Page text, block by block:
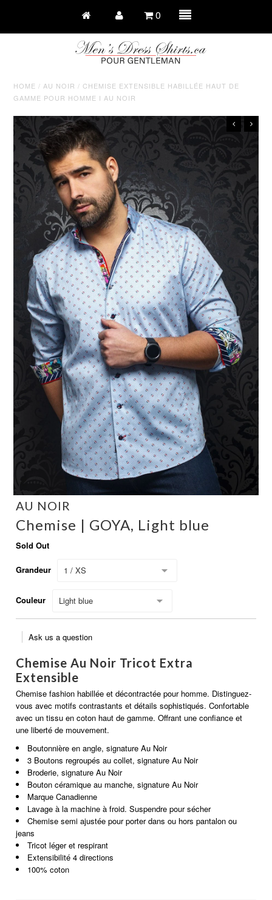
0
HOME / AU NOIR / CHEMISE EXTENSIBLE HABILLÉE HAUT DE
GAMME POUR HOMME I AU NOIR
AU NOIR
Chemise | GOYA, Light blue
Sold Out
Grandeur 1 / XS
Couleur Light blue
Ask us a question
Chemise Au Noir Tricot Extra
Extensible
Chemise fashion habillée et décontractée pour homme. Distinguez-
vous avec motifs contrastants et détails sophistiqués. Confortable
avec un tissu en coton haut de gamme. Offrant une confiance et
une liberté de mouvement.
Boutonnière en angle, signature Au Noir
3 Boutons regroupés au collet, signature Au Noir
Broderie, signature Au Noir
Bouton céramique au manche, signature Au Noir
Marque Canadienne
Lavage à la machine à froid. Suspendre pour sécher
Chemise semi ajustée pour porter dans ou hors pantalon ou
jeans
Tricot léger et respirant
Extensibilité 4 directions
100% coton